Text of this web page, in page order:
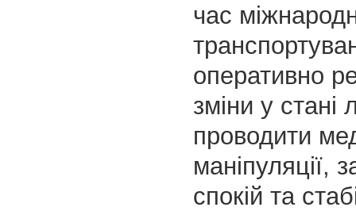
час
оперативно
зміни у стані
проводити
маніпуляції,
спокій та